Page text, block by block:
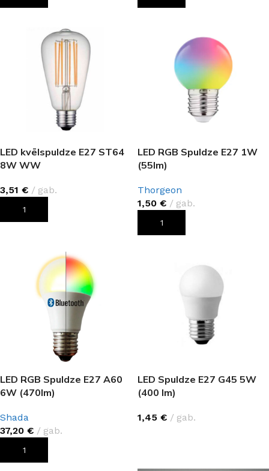
LED kvēlspuldze E27 ST64
8W WW
3,51 € gab.
PIEVIENOT GROZAM
LED RGB Spuldze E27 1W
(55lm)
Thorgeon
1,50 € gab.
PIEVIENOT GROZAM
LED RGB Spuldze E27 A60
6W (470lm)
Shada
37,20 € gab.
PIEVIENOT GROZAM
LED Spuldze E27 G45 5W
(400 lm)
1,45 € gab.